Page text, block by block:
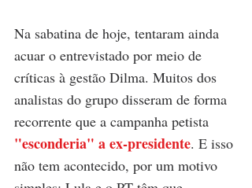
Na sabatina de hoje, tentaram ainda
acuar o entrevistado por meio de
críticas à gestão Dilma. Muitos dos
analistas do grupo disseram de forma
recorrente que a campanha petista
"esconderia" a ex-presidente. E isso
não tem acontecido, por um motivo